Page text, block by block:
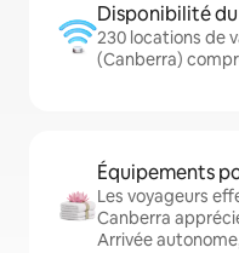
Disponibilité
230 locations de
(Canberra)
Équipements
Les voyageurs
Canberra
Arrivée